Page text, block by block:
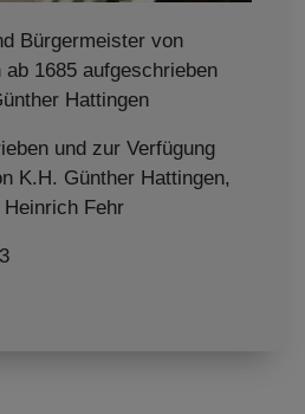
Bürgermeister von
ab 1685 aufgeschrieben
Hattingen
und zur Verfügung
K.H. Günther Hattingen,
Fehr